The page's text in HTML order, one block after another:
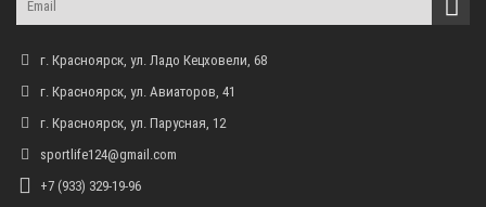
г. Красноярск, ул. Ладо Кецховели, 68
г. Красноярск, ул. Авиаторов, 41
г. Красноярск, ул. Парусная, 12
sportlife124@gmail.com
+7 (933) 329-19-96